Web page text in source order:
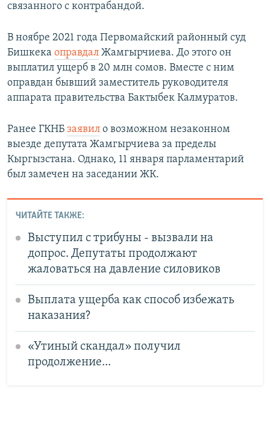
связанного с контрабандой.
В ноябре 2021 года Первомайский районный суд
Бишкека оправдал Жамгырчиева. До этого он
выплатил ущерб в 20 млн сомов. Вместе с ним
оправдан бывший заместитель руководителя
аппарата правительства Бактыбек Калмуратов.
Ранее ГКНБ заявил о возможном незаконном
выезде депутата Жамгырчиева за пределы
Кыргызстана. Однако, 11 января парламентарий
был замечен на заседании ЖК.
ЧИТАЙТЕ ТАКЖЕ:
Выступил с трибуны - вызвали на
допрос. Депутаты продолжают
жаловаться на давление силовиков
Выплата ущерба как способ избежать
наказания?
«Утиный скандал» получил
продолжение...